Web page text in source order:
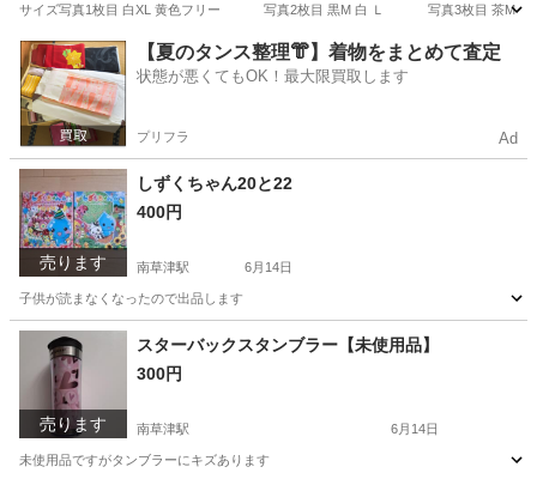
サイズ写真1枚目 白XL 黄色フリー 写真2枚目 黒M 白 Ｌ 写真3枚目 茶
滋賀 草津市 南草津駅 服/ファッション 黄色
【夏のタンス整理👘】着物をまとめて査定
状態が悪くてもOK！最大限買取します
プリフラ Ad
売ります
しずくちゃん20と22
400円
南草津駅 6月14日
子供が読まなくなったので出品します
滋賀 草津市 南草津駅 本/CD/DVD しずくちゃん
売ります
スターバックスタンブラー【未使用品】
300円
南草津駅 6月14日
未使用品ですがタンブラーにキズあります